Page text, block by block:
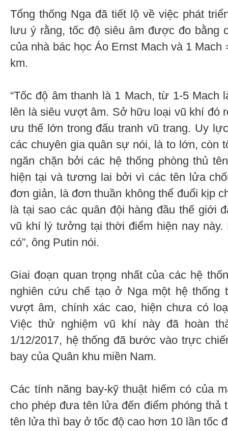
Tổng thống Nga đã tiết lộ về việc phát
lưu ý rằng, tốc độ siêu âm được đo bằng
của nhà bác học Áo Ernst Mach và 1 Mach
km.
“Tốc độ âm thanh là 1 Mach, từ 1-5 Mach
lên là siêu vượt âm. Sở hữu loại vũ khí đó
ưu thế lớn trong đấu tranh vũ trang. Uy
các chuyên gia quân sự nói, là to lớn, còn
ngăn chặn bởi các hệ thống phòng thủ
hiện tại và tương lai bởi vì các tên lửa
đơn giản, là đơn thuần không thể đuổi kịp
là tại sao các quân đội hàng đầu thế giới
vũ khí lý tưởng tại thời điểm hiện nay
có”, ông Putin nói.
Giai đoạn quan trọng nhất của các hệ
nghiên cứu chế tạo ở Nga một hệ thống
vượt âm, chính xác cao, hiện chưa có
Việc thử nghiệm vũ khí này đã hoàn
1/12/2017, hệ thống đã bước vào trực
bay của Quân khu miền Nam.
Các tính năng bay-kỹ thuật hiếm có của
cho phép đưa tên lửa đến điểm phóng thả
tên lửa thì bay ở tốc độ cao hơn 10 lần tốc